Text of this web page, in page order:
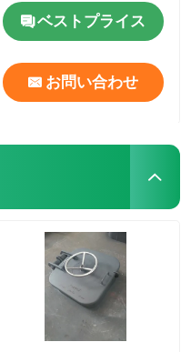
ベストプライス
お問い合わせ